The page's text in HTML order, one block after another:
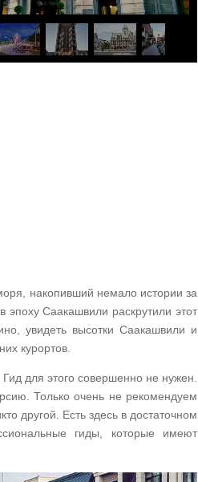
накопивший немало истории за
эпоху Саакашвили раскрутили этот
увидеть высотки Саакашвили и
курортов.
для этого совершенно не нужен.
Только очень не рекомендуем
другой. Есть здесь в достаточном
гиды, которые имеют